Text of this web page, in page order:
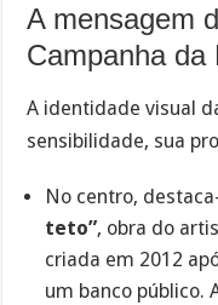
A mensagem
Campanha da
A identidade visual
sensibilidade, sua
No centro,
teto”, obra do
criada em 2012
um banco público.